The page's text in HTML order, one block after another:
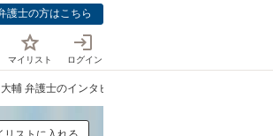
護士の方はこちら
マイリスト ログイン
輔 弁護士のインタビュー